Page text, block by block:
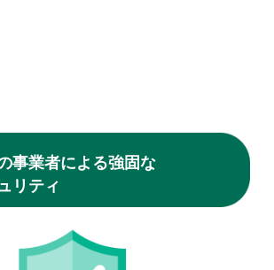
事業者による強固な
リティ